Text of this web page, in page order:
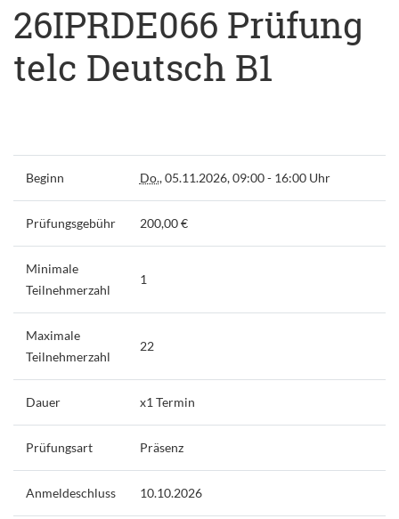
26IPRDE066 Prüfung
telc Deutsch B1
Beginn Do., 05.11.2026, 09:00 - 16:00 Uhr
Prüfungsgebühr 200,00 €
Minimale
Teilnehmerzahl
1
Maximale
Teilnehmerzahl
22
Dauer x1 Termin
Prüfungsart Präsenz
Anmeldeschluss 10.10.2026